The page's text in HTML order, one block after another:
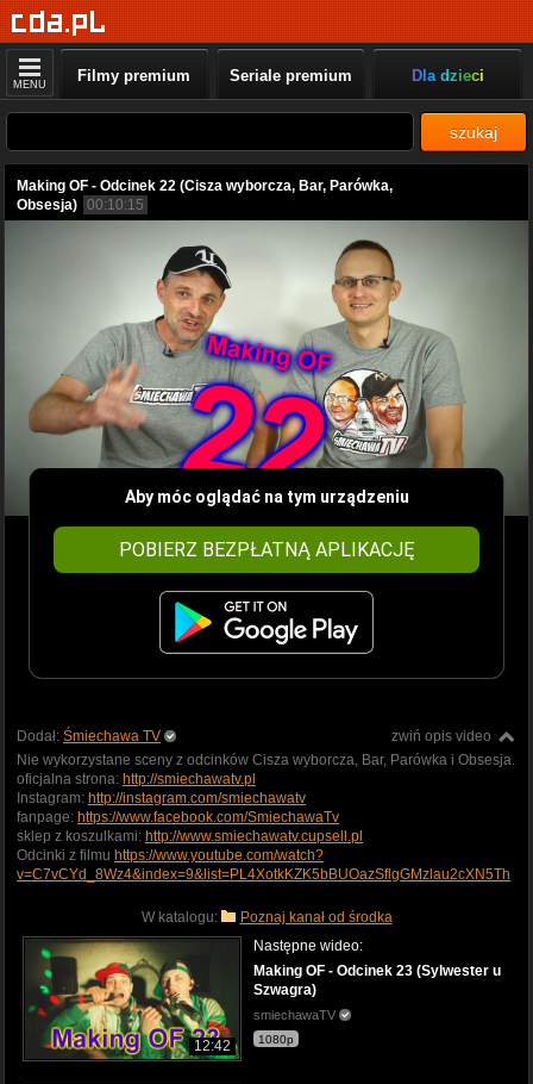
MENU Filmy premium Seriale premium Dla dzieci
szukaj
Making OF - Odcinek 22 (Cisza wyborcza, Bar, Parówka,
Obsesja) 00:10:15
Aby móc oglądać na tym urządzeniu
POBIERZ BEZPŁATNĄ APLIKACJĘ
zwiń opis video
Dodał: Śmiechawa TV
Nie wykorzystane sceny z odcinków Cisza wyborcza, Bar, Parówka i Obsesja.
oficjalna strona: http://smiechawatv.pl
Instagram: http://instagram.com/smiechawatv
fanpage: https://www.facebook.com/SmiechawaTv
sklep z koszulkami: http://www.smiechawatv.cupsell.pl
Odcinki z filmu https://www.youtube.com/watch?
v=C7vCYd_8Wz4&index=9&list=PL4XotkKZK5bBUOazSflgGMzlau2cXN5Th
W katalogu: Poznaj kanał od środka
12:42
Następne wideo:
Making OF - Odcinek 23 (Sylwester u
Szwagra)
smiechawaTV
1080p